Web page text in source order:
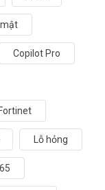
Copilot Pro
Lỗ hỏng